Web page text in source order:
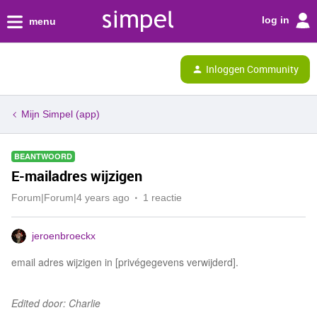
menu log in
Inloggen Community
Mijn Simpel (app)
BEANTWOORD
E-mailadres wijzigen
Forum|Forum|4 years ago 1 reactie
jeroenbroeckx
email adres wijzigen in [privégegevens verwijderd].
Edited door: Charlie